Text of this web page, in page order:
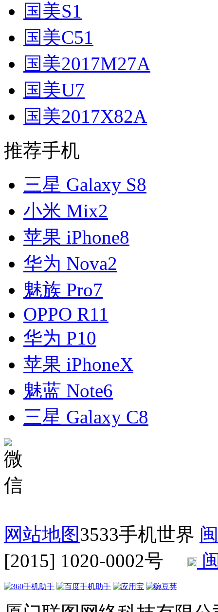
国美S1
国美C51
国美2017M27A
国美U7
国美2017X82A
推荐手机
三星 Galaxy S8
小米 Mix2
苹果 iPhone8
华为 Nova2
魅族 Pro7
OPPO R11
华为 P10
苹果 iPhoneX
魅蓝 Note6
三星 Galaxy C8
网站地图3533手机世界
[2015] 1020-0002号